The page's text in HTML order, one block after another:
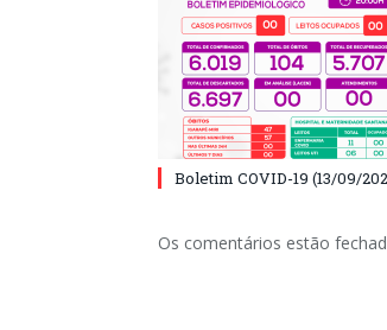
Boletim COVID-19 (13/09/
Os comentários estão